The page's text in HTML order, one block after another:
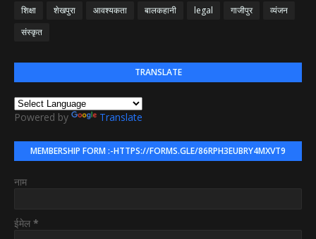
शिक्षा
शेखपुरा आवश्यकता बालकहानी legal गाजीपुर
व्यंजन
संस्कृत
TRANSLATE
Powered by Translate
MEMBERSHIP FORM :-HTTPS://FORMS.GLE/86RPH3EUBRY4MXVT9
नाम
ईमेल *